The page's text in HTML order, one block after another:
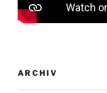
ARCHIV